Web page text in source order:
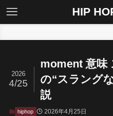
HIP
moment 意味
の“スラング
説
2026
4/25
hiphop 2026年4月25日